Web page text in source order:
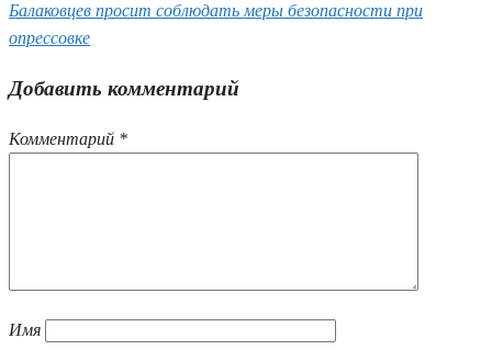
Балаковцев просит соблюдать меры безопасности при
опрессовке
Добавить комментарий
Комментарий *
Имя